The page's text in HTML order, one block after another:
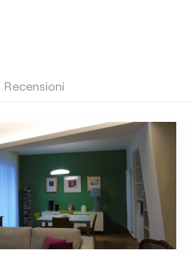
Recensioni